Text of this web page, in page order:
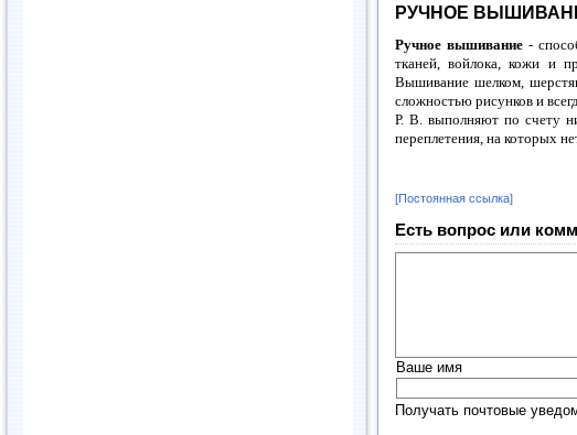
РУЧНОЕ
Ручное вышивание -
тканей, войлока, кожи и
Вышивание шелком,
сложностью рисунков и
Р. В. выполняют по счету
переплетения, на которых
[Постоянная ссылка]
Есть вопрос или
Ваше имя
Получать почтовые